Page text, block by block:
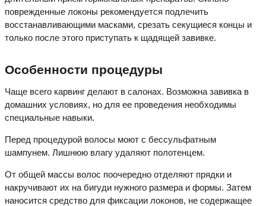
поврежденные локоны рекомендуется подлечить
восстанавливающими масками, срезать секущиеся концы и
только после этого приступать к щадящей завивке.
Особенности процедуры
Чаще всего карвинг делают в салонах. Возможна завивка в
домашних условиях, но для ее проведения необходимы
специальные навыки.
Перед процедурой волосы моют с бессульфатным
шампунем. Лишнюю влагу удаляют полотенцем.
От общей массы волос поочередно отделяют прядки и
накручивают их на бигуди нужного размера и формы. Затем
наносится средство для фиксации локонов, не содержащее